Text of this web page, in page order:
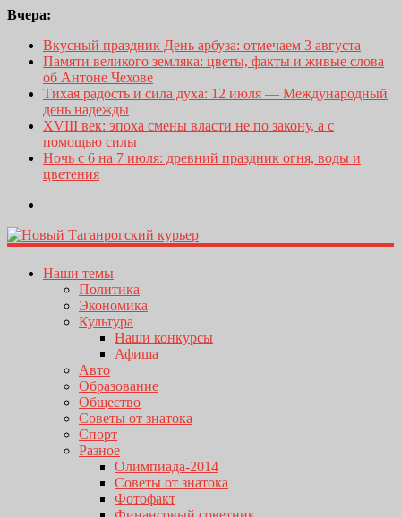
Вчера:
Вкусный праздник День арбуза: отмечаем 3 августа
Памяти великого земляка: цветы, факты и живые слова
об Антоне Чехове
Тихая радость и сила духа: 12 июля — Международный
день надежды
XVIII век: эпоха смены власти не по закону, а с
помощью силы
Ночь с 6 на 7 июля: древний праздник огня, воды и
цветения
Наши темы
Политика
Экономика
Культура
Наши конкурсы
Афиша
Авто
Образование
Общество
Советы от знатока
Спорт
Разное
Олимпиада-2014
Советы от знатока
Фотофакт